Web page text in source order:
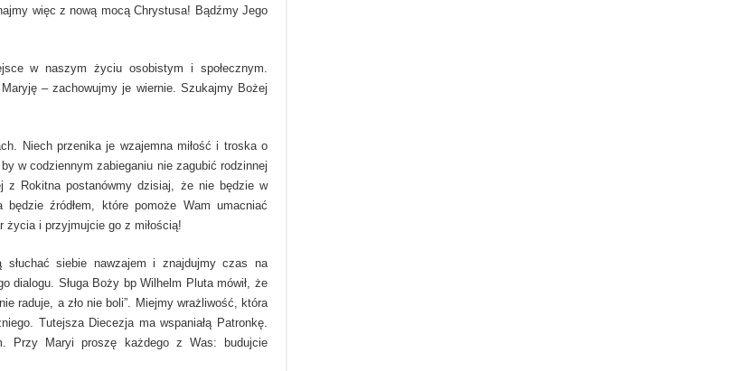
więc z nową mocą Chrystusa! Bądźmy Jego
w naszym życiu osobistym i społecznym.
– zachowujmy je wiernie. Szukajmy Bożej
Niech przenika je wzajemna miłość i troska o
w codziennym zabieganiu nie zagubić rodzinnej
z Rokitna postanówmy dzisiaj, że nie będzie w
źródłem, które pomoże Wam umacniać
życia i przyjmujcie go z miłością!
siebie nawzajem i znajdujmy czas na
dialogu. Sługa Boży bp Wilhelm Pluta mówił, że
raduje, a zło nie boli”. Miejmy wrażliwość, która
Tutejsza Diecezja ma wspaniałą Patronkę.
Przy Maryi proszę każdego z Was: budujcie